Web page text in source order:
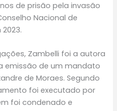
de prisão pela invasão
Nacional de
Zambelli foi a autora
emissão de um mandato
de Moraes. Segundo
foi executado por
foi condenado e